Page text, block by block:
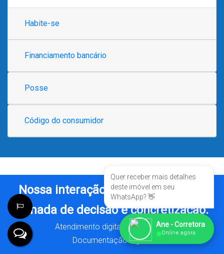
Habite-se
Financiamento bancário
Posse
Código do consumidor
Nossa interação é essencial para a
tomada de decisão e concretização.
Atendimento digital e presencial.
Documentação digital.
Quer receber mais detalhes
deste imóvel em seu
WhatsApp? 👋
Ane - Corretora
●Online agora